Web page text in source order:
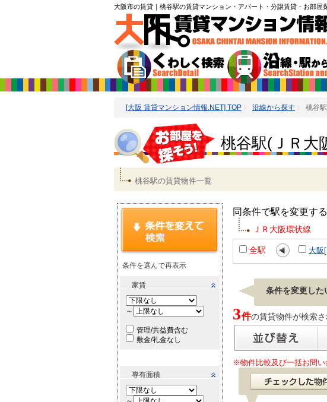
大阪市の賃貸 ｜桃谷駅の賃貸マンション・アパート・分譲賃貸・お部
[大阪 賃貸マンション情報.NET] TOP 沿線から探す 桃谷
桃谷駅(ＪＲ大
桃谷駅の賃貸物件一覧
条件を選んで再表示
家賃
～
管理/共益費含む
敷金/礼金なし
専有面積
同条件で駅を変更する
ＪＲ大阪環状線
全駅 大阪
条件を変更した
3件の賃貸物件が検索
※物件比較及び一括お問